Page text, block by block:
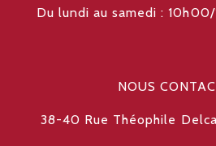
Du lundi au samedi : 10h00/
NOUS
38-40 Rue Théophile